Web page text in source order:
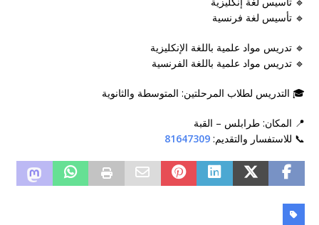
🔹 تأسيس لغة فرنسية
🔹 تدريس مواد علمية باللغة الإنكليزية
🔹 تدريس مواد علمية باللغة الفرنسية
🎓 التدريس لطلاب المرحلتين: المتوسطة والثانوية
📍 المكان: طرابلس – القبة
📞 للاستفسار والتقديم: 81647309